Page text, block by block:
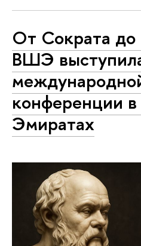
От Сократа
ВШЭ
конференции
Эмиратах